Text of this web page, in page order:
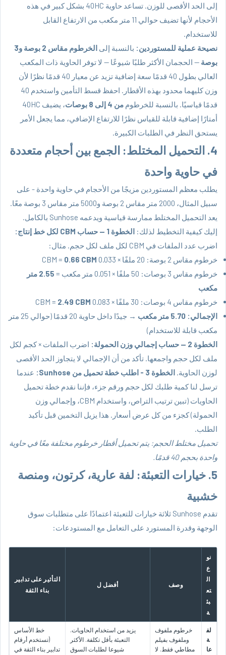
إلى الحد الأقصى للوزن. تساعد حاوية 40HC بشكل كبير في هذه
الأحجام لأنها تضيف حوالي 11 متر مكعب من الارتفاع القابل
للاستخدام.
نصيحة عملية للمستوردين: بالنسبة إلى
الخرطوم مقاس 2 بوصة و3
بوصة — الحجمان الأكثر طلبًا شيوعًا — لا توفر الحاوية ذات المكعب
العالي بطول 40 قدمًا سعة إضافية تزيد عن معيار 40 قدمًا نظرًا لأن
وزن كليهما محدود بهذه الأقطار. احفظ قسط التأمين واستخدم 40
قدمًا قياسيًا. بالنسبة للخرطوم من 4 إلى 8 بوصات
، يضيف 40HC
أمتارًا إضافية قابلة للقياس نظرًا للارتفاع الإضافي، مما يجعل الأمر
يستحق النظر في الطلبات الكبيرة.
4. التحميل المختلط: الجمع بين أحجام متعددة
في حاوية واحدة
يطلب معظم المستوردين مزيجًا من الأحجام في حاوية واحدة - على
سبيل المثال، 2000 متر مقاس 2 بوصة و5000 متر مقاس 3 بوصة معًا.
يعد التحميل المختلط ممارسة قياسية ويدعمه Sunhose بالكامل.
إليك كيفية التخطيط لذلك: الخطوة 1 — حساب CBM لكل خط إنتاج:
اضرب عدد الملفات في CBM لكل ملف لكل حجم. مثال:
خرطوم مقاس 2 بوصة: 20 ملفًا × 0.033 CBM =
0.66 CBM
خرطوم مقاس 3 بوصات: 50 ملفًا × 0.051 متر مكعب =
2.55 متر
مكعب
خرطوم مقاس 4 بوصات: 30 ملفًا × 0.083 CBM =
2.49 CBM
الإجمالي: 5.70 متر مكعب
→ جيدًا داخل حاوية 20 قدمًا (حوالي 25 متر
مكعب قابلة للاستخدام)
الخطوة 2 — حساب إجمالي وزن الحمولة:
اضرب الملفات × كجم لكل
ملف لكل حجم واجمعها. تأكد من أن الإجمالي لا يتجاوز الحد الأقصى
لوزن الحاوية. الخطوة 3 - اطلب خطة تحميل من Sunhose:
عندما
ترسل لنا كمية طلبك لكل حجم ورقم جزء، فإننا نقدم خطة تحميل
الحاويات (تبين ترتيب التراص، واستخدام CBM، وإجمالي وزن
الحمولة) كجزء من كل عرض أسعار. هذا يزيل التخمين قبل تأكيد
الطلب.
تحميل مختلط الحجم: يتم تحميل أقطار خرطوم مختلفة معًا في حاوية
واحدة بحجم 40 قدمًا.
5. خيارات التعبئة: لفة عارية، كرتون، ومنصة
خشبية
تقدم Sunhose ثلاثة خيارات للتعبئة اعتمادًا على متطلبات سوق
الوجهة وقدرة المستورد على التعامل مع المستودعات:
نو
ع
ال
تع
بئ
ة
وصف أفضل ل
التأثير على تدابير
بناء الثقة
لف
ة
عا
خرطوم ملفوف
وملفوف بفيلم
مطاطي فقط. لا
يزيد من استخدام الحاويات.
التعبئة بأقل تكلفة. الأكثر
شيوعا لطلبات السوق
خط الأساس
(تستخدم أرقام
تدابير بناء الثقة في